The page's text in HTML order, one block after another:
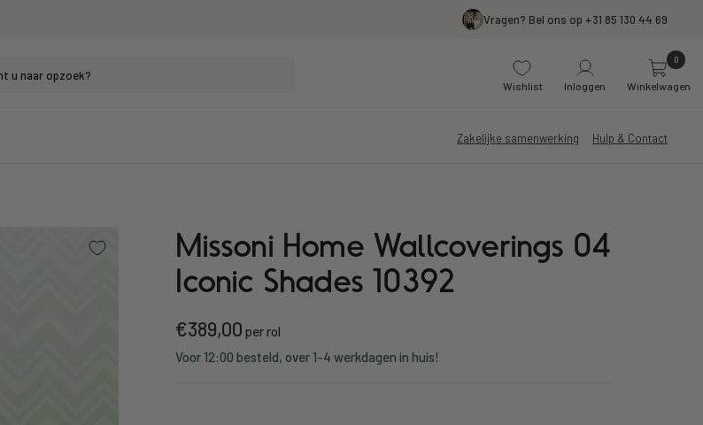
Vragen? Bel ons op +31 85 130 44 69
Wishlist Inloggen Winkelwagen
0
Zakelijke samenwerking Hulp & Contact
Missoni Home Wallcoverings 04
Iconic Shades 10392
Kortings
prijs
€389,00 per rol
Voor 12:00 besteld, over 1-4 werkdagen in huis!